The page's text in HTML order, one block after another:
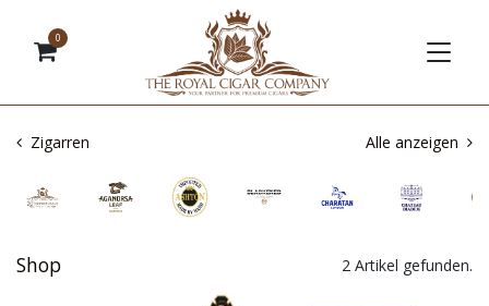
0
Zigarren Alle anzeigen
Shop 2 Artikel gefunden.